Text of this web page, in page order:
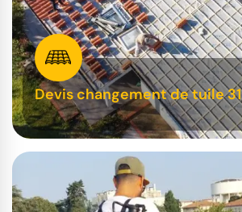
Devis changement de tuile 31